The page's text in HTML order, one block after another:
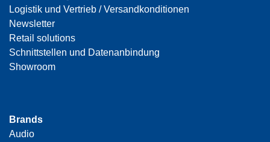
Logistik und Vertrieb / Versandkonditionen
Newsletter
Retail solutions
Schnittstellen und Datenanbindung
Showroom
Brands
Audio